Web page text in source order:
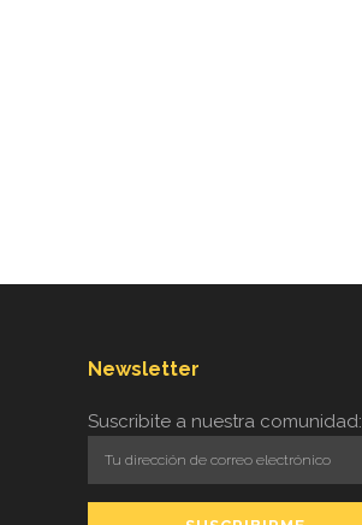
Newsletter
Suscribite a nuestra comunidad: